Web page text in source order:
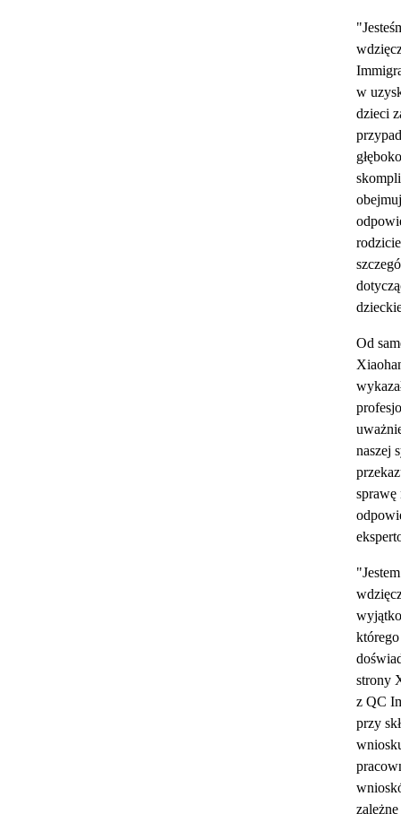
w
dzieci
Od
naszej
sprawę
którego
strony
z QC
przy